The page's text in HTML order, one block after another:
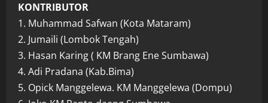
KONTRIBUTOR
1. Muhammad Safwan (Kota Mataram)
2. Jumaili (Lombok Tengah)
3. Hasan Karing ( KM Brang Ene Sumbawa)
4. Adi Pradana (Kab.Bima)
5. Opick Manggelewa. KM Manggelewa (Dompu)